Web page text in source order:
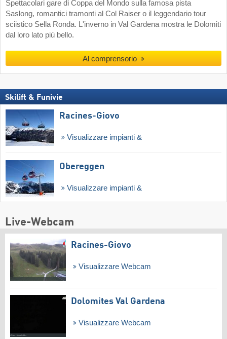
Spettacolari gare di Coppa del Mondo sulla famosa pista
Saslong, romantici tramonti al Col Raiser o il leggendario tour
sciistico Sella Ronda. L'inverno in Val Gardena mostra le Dolomiti
dal loro lato più bello.
Al comprensorio
Skilift & Funivie
Racines-Giovo
Visualizzare impianti &
Obereggen
Visualizzare impianti &
Live-Webcam
Racines-Giovo
Visualizzare Webcam
Dolomites Val Gardena
Visualizzare Webcam